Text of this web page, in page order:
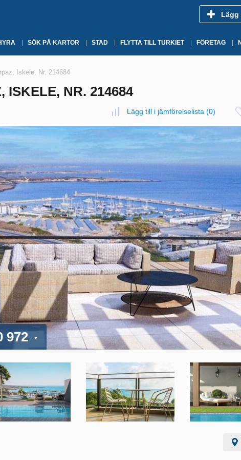
Lägg
SÖK PÅ KARTOR STAD FLYTTA TILL TURKIET FÖRETAG
Iskele, Nr. 214684
ISKELE, NR. 214684
Lägg till i jämförelselista (0)
972